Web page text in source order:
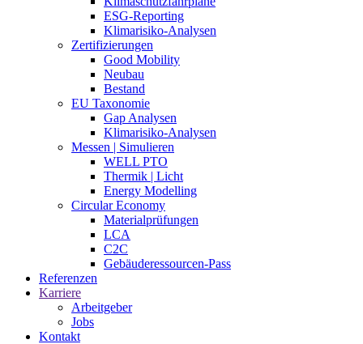
ESG-Reporting
Klimarisiko-Analysen
Zertifizierungen
Good Mobility
Neubau
Bestand
EU Taxonomie
Gap Analysen
Klimarisiko-Analysen
Messen | Simulieren
WELL PTO
Thermik | Licht
Energy Modelling
Circular Economy
Materialprüfungen
LCA
C2C
Gebäuderessourcen-Pass
Referenzen
Karriere
Arbeitgeber
Jobs
Kontakt